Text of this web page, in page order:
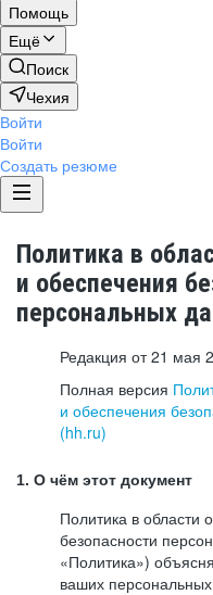
Помощь
Ещё
Поиск
Чехия
Войти
Войти
Создать резюме
Политика в
и обеспечения
персональных
Редакция от 21 мая
Полная версия
и обеспечения
(hh.ru)
1. О чём этот документ
Политика в области
безопасности
«Политика»)
ваших